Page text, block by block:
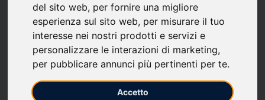
del sito web, per fornire una migliore
esperienza sul sito web, per misurare il tuo
interesse nei nostri prodotti e servizi e
personalizzare le interazioni di marketing,
per pubblicare annunci più pertinenti per te.
Accetto
Compatibility help
(0)bookmark_borderupload Share
Modifica al calendario annuale degli eventi societari 2026